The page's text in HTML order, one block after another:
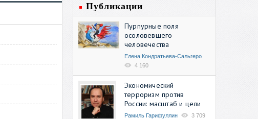
Публикации
Пурпурные поля
осоловевшего
человечества
Елена Кондратьева-Сальгеро
4 160
Экономический
терроризм против
России: масштаб и цели
Рамиль Гарифуллин 3 709